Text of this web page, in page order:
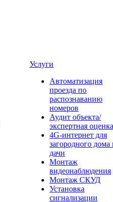
Услуги
Автоматизация
проезда по
распознаванию
номеров
Аудит объекта/
экспертная оценка
4G-интернет для
загородного дома
дачи
Монтаж
видеонаблюдения
Монтаж СКУД
Установка
сигнализации